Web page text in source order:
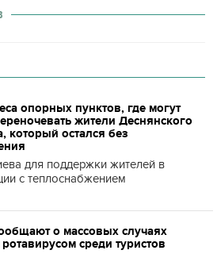
опорных пунктов, где могут
жители Деснянского
который остался без
для поддержки жителей в
с теплоснабжением
о массовых случаях
среди туристов